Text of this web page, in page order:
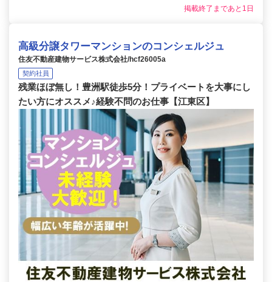
掲載終了まであと1日
高級分譲タワーマンションのコンシェルジュ
住友不動産建物サービス株式会社/hcf26005a
契約社員
残業ほぼ無し！豊洲駅徒歩5分！プライベートを大事にし
たい方にオススメ♪経験不問のお仕事【江東区】